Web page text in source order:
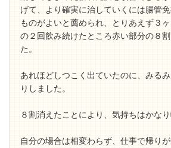
げて、より確実に治していくには腸管
ものがよいと薦められ、とりあえず３
の２回飲み続けたところ赤い部分の８
た。
あれほどしつこく出ていたのに、みる
りしました。
８割消えたことにより、気持ちはかなり
自分の場合は相変わらず、仕事で帰り